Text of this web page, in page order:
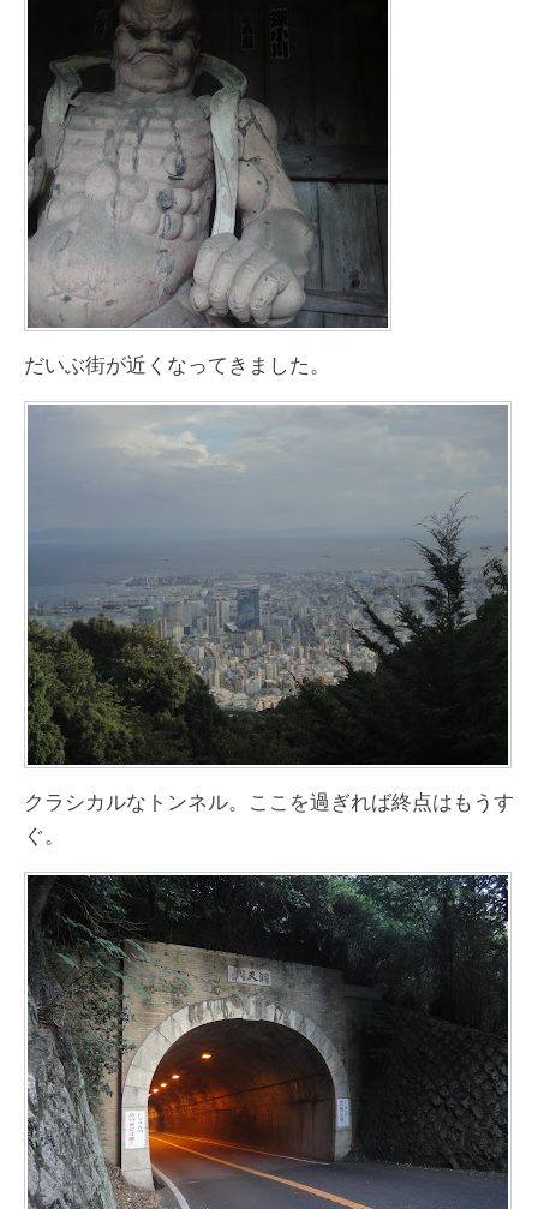
だいぶ街が近くなってきました。
クラシカルなトンネル。ここを過ぎれば終点はもうす
ぐ。